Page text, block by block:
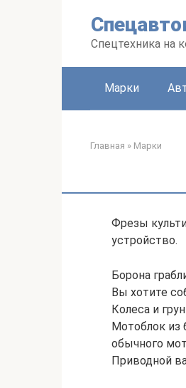
Спецтехника на
Марки
Главная » Марки
Фрезы
устройство.
Борона
Вы хотите
Колеса и
Мотоблок из
обычного
Приводной